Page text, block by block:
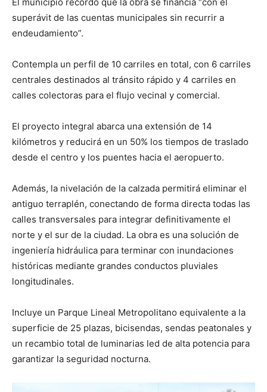
superávit de las cuentas municipales sin recurrir a
endeudamiento”.
Contempla un perfil de 10 carriles en total, con 6 carriles
centrales destinados al tránsito rápido y 4 carriles en
calles colectoras para el flujo vecinal y comercial.
El proyecto integral abarca una extensión de 14
kilómetros y reducirá en un 50% los tiempos de traslado
desde el centro y los puentes hacia el aeropuerto.
Además, la nivelación de la calzada permitirá eliminar el
antiguo terraplén, conectando de forma directa todas las
calles transversales para integrar definitivamente el
norte y el sur de la ciudad. La obra es una solución de
ingeniería hidráulica para terminar con inundaciones
históricas mediante grandes conductos pluviales
longitudinales.
Incluye un Parque Lineal Metropolitano equivalente a la
superficie de 25 plazas, bicisendas, sendas peatonales y
un recambio total de luminarias led de alta potencia para
garantizar la seguridad nocturna.